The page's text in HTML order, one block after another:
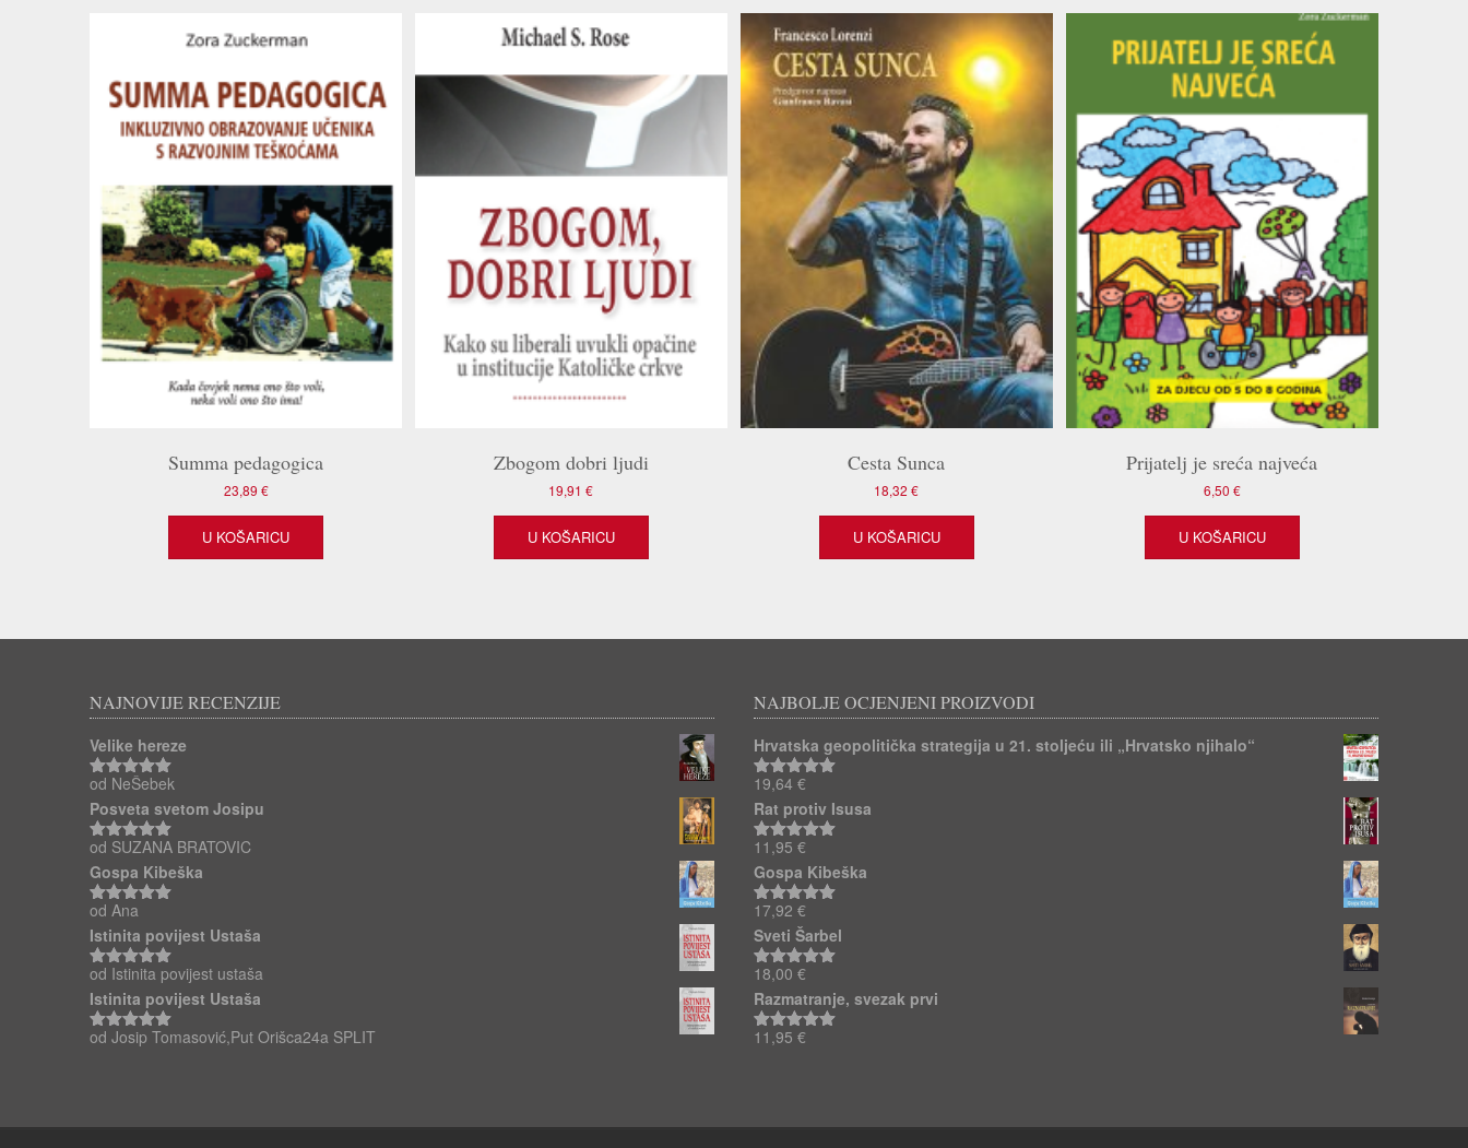
Summa pedagogica
23,89 €
U KOŠARICU
Zbogom dobri ljudi
19,91€
U KOŠARICU
Cesta Sunca
18,32€
U KOŠARICU
Prijatelj je sreća najveća
6,50 €
U KOŠARICU
NAJNOVIJE RECENZIJE
Velike hereze
Ocjenjeno5
od 5
od NeŠebek
Posveta svetom Josipu
Ocjenjeno5
od 5
od SUZANA BRATOVIC
Gospa Kibeška
Ocjenjeno
od 5
od Ana
Istinita povijest Ustaša
Ocjenjeno 5
od 5
od Istinita povijest ustaša
Istinita povijest Ustaša
Ocjenjeno 5
od Josip Tomasović,Put Orišca24a SPLIT
NAJBOLJE OCJENJENI PROIZVODI
Hrvatska geopolitička strategija u 21. stoljeću ili „Hrvatsko njihalo“
Ocjenjeno
5.00 od 5
19,64 €
Rat protiv Isusa
Ocjenjeno
5.00od 5
11,95 €
Gospa Kibeška
Ocjenjeno
5.00 od 5
17,92 €
Sveti Šarbel
Ocjenjeno
5.00od 5
18,00 €
Razmatranje, svezak prvi
Ocjenjeno
11,95 €